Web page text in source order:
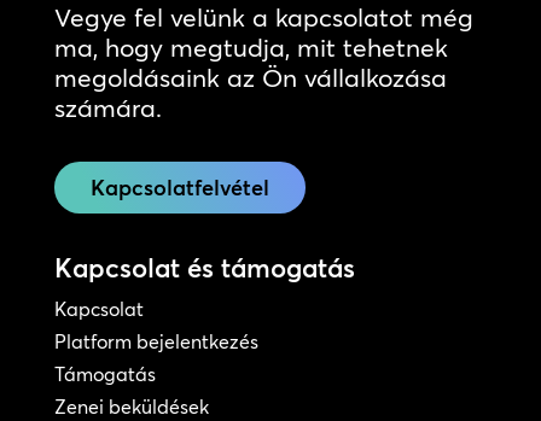
Vegye fel velünk a kapcsolatot még
ma, hogy megtudja, mit tehetnek
megoldásaink az Ön vállalkozása
számára.
Kapcsolatfelvétel
Kapcsolat és támogatás
Kapcsolat
Platform bejelentkezés
Támogatás
Zenei beküldések